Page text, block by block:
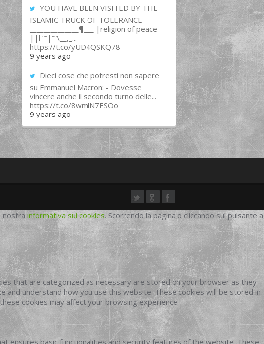
YOU HAVE BEEN VISITED BY THE
ISLAMIC TRUCK OF TOLERANCE
______________¶___ |religion of peace
||l “”|””\__,_...
https://t.co/yUD4QSKQ78
9 years ago
Dieci cose che potresti non sapere
su Emmanuel Macron: - Dovesse
vincere anche il secondo turno delle...
https://t.co/8wmlN7ESOo
9 years ago
nostra informativa sui cookies. Scorrendo la pagina o cliccando sul pulsante a
that are categorized as necessary are stored on your browser as they
understand how you use this website. These cookies will be stored in
cookies may affect your browsing experience.
ensures basic functionalities and security features of the website. These